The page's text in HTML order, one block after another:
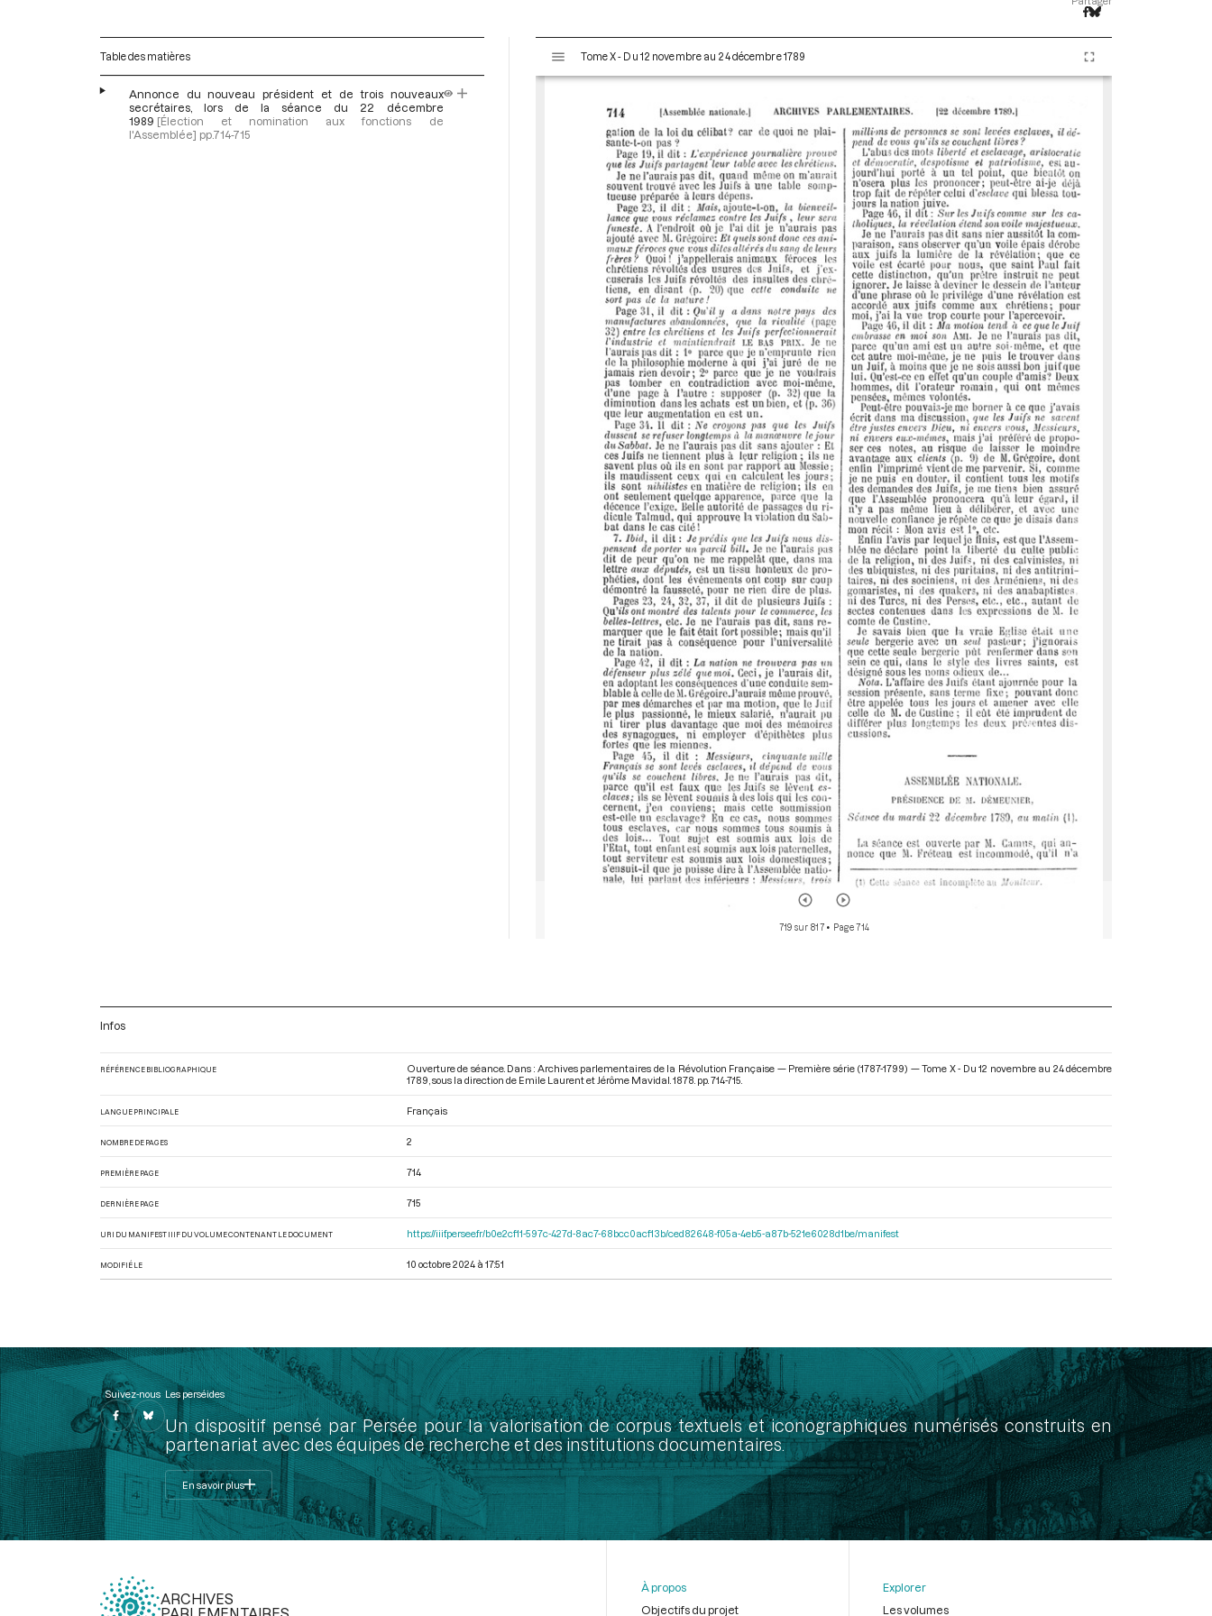
Table des matières
Annonce du nouveau président et de trois nouveaux
secrétaires, lors de la séance du 22 décembre
1989 [Élection et nomination aux fonctions de
l'Assemblée] pp.714-715
s
Tome X - Du 12 novembre au 24 décembre 1789
719 sur 817• Page 714
Infos
RÉFÉRENCE BIBLIOGRAPHIQUE
Ouverture de séance. Dans : Archives parlementaires de la Révolution Française — Première série (1787-1799) — Tome X - Du 12 novembre au 24 décembre
1789 , sous la direction de Emile Laurent et Jérôme Mavidal. 1878. pp. 714-715.
LANGUE PRINCIPALE Français
NOMBRE DE PAGES 2
PREMIÈRE PAGE 714
DERNIÈRE PAGE 715
URI DU MANIFEST IIIF DU VOLUME CONTENANT LE DOCUMENT https://iiif.persee.fr/b0e2cf11-597c-427d-8ac7-68bcc0acf13b/ced82648-f05a-4eb5-a87b-521e6028d1be/manifest
MODIFIÉ LE 10 octobre 2024 à 17:51
Suivez-nous Les perséides
Un dispositif pensé par Persée pour la valorisation de corpus textuels et iconographiques numérisés construits en
partenariat avec des équipes de recherche et des institutions documentaires.
En savoir plus
ARCHIVES
À propos
Objectifs du projet
Explorer
Les volumes